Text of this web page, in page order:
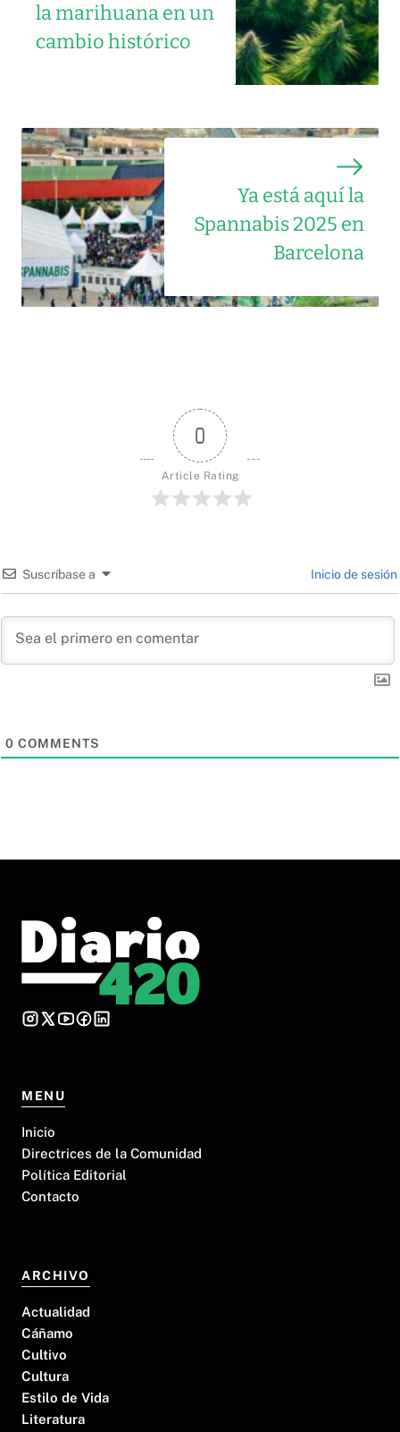
la marihuana en un
cambio histórico
Ya está aquí la
Spannabis 2025 en
Barcelona
0
Article Rating
Suscríbase a Inicio de sesión
0 COMMENTS
MENU
Inicio
Directrices de la Comunidad
Política Editorial
Contacto
ARCHIVO
Actualidad
Cáñamo
Cultivo
Cultura
Estilo de Vida
Literatura